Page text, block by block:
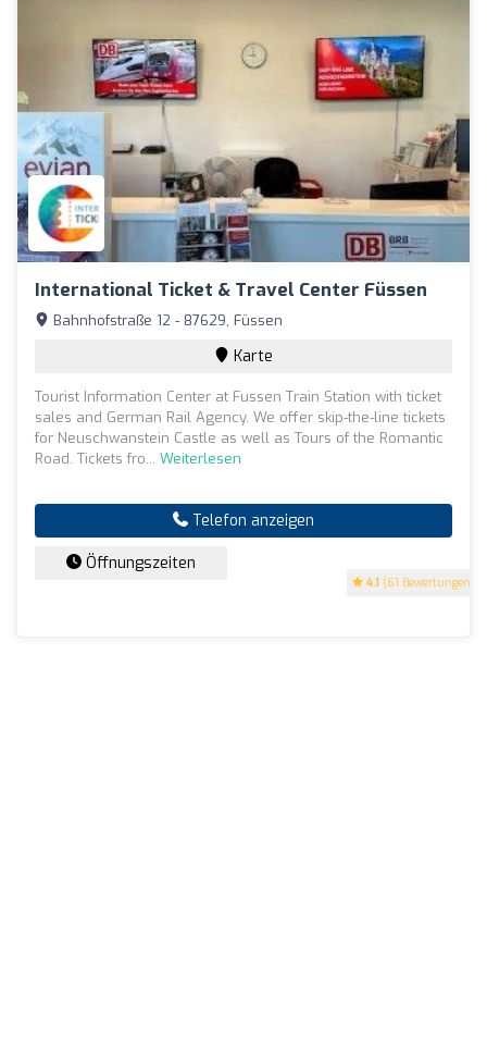
International Ticket & Travel Center Füssen
4.1 (61 Bewertungen)
Bahnhofstraße 12 - 87629, Füssen
Karte
Tourist Information Center at Fussen Train Station with ticket
sales and German Rail Agency. We offer skip-the-line tickets
for Neuschwanstein Castle as well as Tours of the Romantic
Road. Tickets fro... Weiterlesen
Telefon anzeigen
Öffnungszeiten